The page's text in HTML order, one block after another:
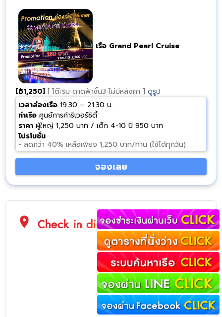
เรือ Grand Pearl Cruise
[฿1,250] [ โต๊ะริม ดาดฟ้าชั้น3 ไม่มีหลังคา ] ดูรูป
เวลาล่องเรือ 19.30 – 21.30 น.
ท่าเรือ ศูนย์การค้าริเวอร์ซิตี้
ราคา ผู้ใหญ่ 1,250 บาท / เด็ก 4-10 ปี 950 บาท
โปรโมชั่น
- ลดกว่า 40% เหลือเพียง 1,250 บาท/ท่าน (ใช้ได้ทุกวัน)
จองเลย
location_on Check in direction